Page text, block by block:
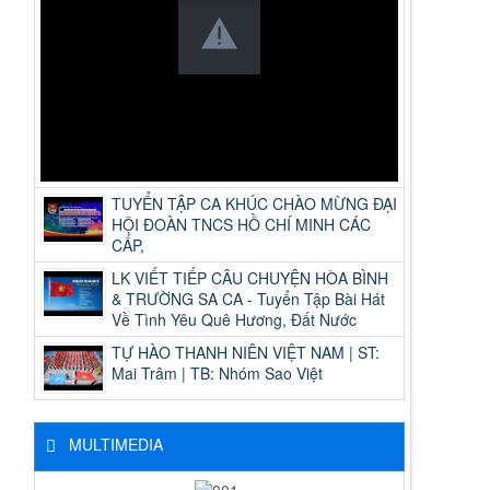
TUYỂN TẬP CA KHÚC CHÀO MỪNG ĐẠI
HỘI ĐOÀN TNCS HỒ CHÍ MINH CÁC
CẤP,
LK VIẾT TIẾP CÂU CHUYỆN HÒA BÌNH
& TRƯỜNG SA CA - Tuyển Tập Bài Hát
Về Tình Yêu Quê Hương, Đất Nước
TỰ HÀO THANH NIÊN VIỆT NAM | ST:
Mai Trâm | TB: Nhóm Sao Việt
MULTIMEDIA